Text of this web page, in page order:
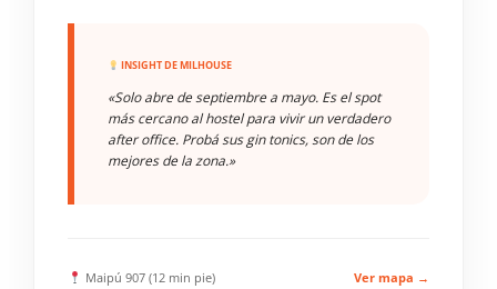
INSIGHT DE MILHOUSE
«Solo abre de septiembre a mayo. Es el spot
más cercano al hostel para vivir un verdadero
after office. Probá sus gin tonics, son de los
mejores de la zona.»
Maipú 907 (12 min pie) Ver mapa →